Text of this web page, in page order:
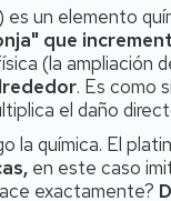
un elemento
que
(la
. Es como
el daño
la química. El
en este caso
exactamente?